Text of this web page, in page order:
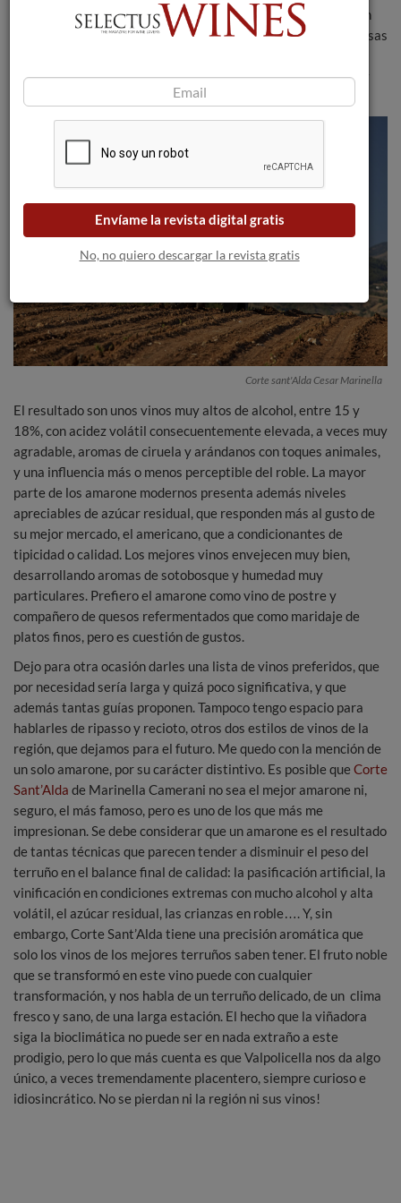
más o menos tradicionales. Las uvas pierden así agua y ganan
concentración en todo lo demás: azúcar, color, acidez... Las pasas
bastante larga en recipientes de madera de capacidades muy
Corte sant'Alda Cesar Marinella
El resultado son unos vinos muy altos de alcohol, entre 15 y
18%, con acidez volátil consecuentemente elevada, a veces muy
agradable, aromas de ciruela y arándanos con toques animales,
y una influencia más o menos perceptible del roble. La mayor
parte de los amarone modernos presenta además niveles
apreciables de azúcar residual, que responden más al gusto de
su mejor mercado, el americano, que a condicionantes de
tipicidad o calidad. Los mejores vinos envejecen muy bien,
desarrollando aromas de sotobosque y humedad muy
particulares. Prefiero el amarone como vino de postre y
compañero de quesos refermentados que como maridaje de
platos finos, pero es cuestión de gustos.
Dejo para otra ocasión darles una lista de vinos preferidos, que
por necesidad sería larga y quizá poco significativa, y que
además tantas guías proponen. Tampoco tengo espacio para
hablarles de ripasso y recioto, otros dos estilos de vinos de la
región, que dejamos para el futuro. Me quedo con la mención de
un solo amarone, por su carácter distintivo. Es posible que Corte
Sant’Alda de Marinella Camerani no sea el mejor amarone ni,
seguro, el más famoso, pero es uno de los que más me
impresionan. Se debe considerar que un amarone es el resultado
de tantas técnicas que parecen tender a disminuir el peso del
terruño en el balance final de calidad: la pasificación artificial, la
vinificación en condiciones extremas con mucho alcohol y alta
volátil, el azúcar residual, las crianzas en roble…. Y, sin
embargo, Corte Sant’Alda tiene una precisión aromática que
solo los vinos de los mejores terruños saben tener. El fruto noble
que se transformó en este vino puede con cualquier
transformación, y nos habla de un terruño delicado, de un clima
fresco y sano, de una larga estación. El hecho que la viñadora
siga la bioclimática no puede ser en nada extraño a este
prodigio, pero lo que más cuenta es que Valpolicella nos da algo
único, a veces tremendamente placentero, siempre curioso e
idiosincrático. No se pierdan ni la región ni sus vinos!
Envíame la revista digital gratis
No, no quiero descargar la revista gratis